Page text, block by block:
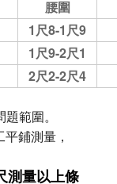
腰圍
1尺8-1尺9
1尺9-2尺1
2尺2-2尺4
範圍。
鋪測量，
測量以上條